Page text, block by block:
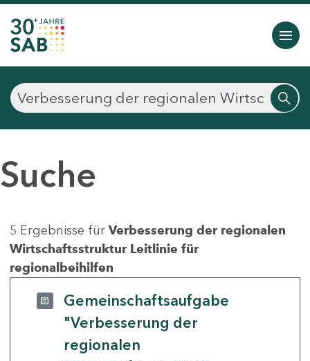
Suche
5 Ergebnisse für Verbesserung der regionalen
Wirtschaftsstruktur Leitlinie für
regionalbeihilfen
Gemeinschaftsaufgabe
"Verbesserung der
regionalen